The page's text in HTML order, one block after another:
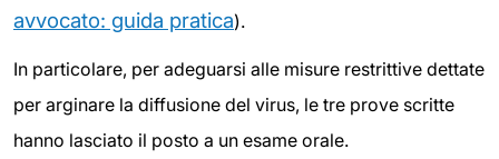
avvocato: guida pratica).
In particolare, per adeguarsi alle misure restrittive dettate
per arginare la diffusione del virus, le tre prove scritte
hanno lasciato il posto a un esame orale.